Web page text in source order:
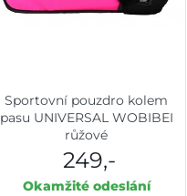
Sportovní pouzdro kolem
pasu UNIVERSAL WOBIBEI
růžové
249,-
Okamžité odeslání